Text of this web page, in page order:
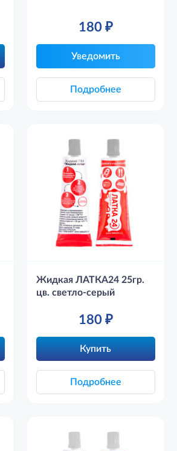
180₽
Уведомить
Подробнее
Жидкая ЛАТКА24 25гр.
цв. светло-серый
180₽
Купить
Подробнее